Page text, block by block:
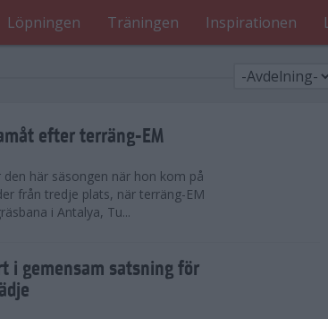
Löpningen Träningen Inspirationen
efter terräng-EM
här säsongen när hon kom på
från tredje plats, när terräng-EM
i Antalya, Tu...
i gemensam satsning för